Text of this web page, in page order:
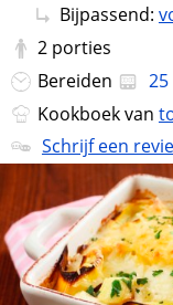
Bijpassend:
2 porties
Bereiden
Kookboek van
Schrijf een